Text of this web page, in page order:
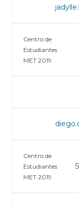
Centro de
Estudiantes
MET 2019
Centro de
Estudiantes
MET 2019